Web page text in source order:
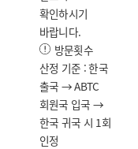
확인하시기
바랍니다.
방문횟수
산정 기준 : 한국
출국 → ABTC
회원국 입국 →
한국 귀국 시 1회
인정